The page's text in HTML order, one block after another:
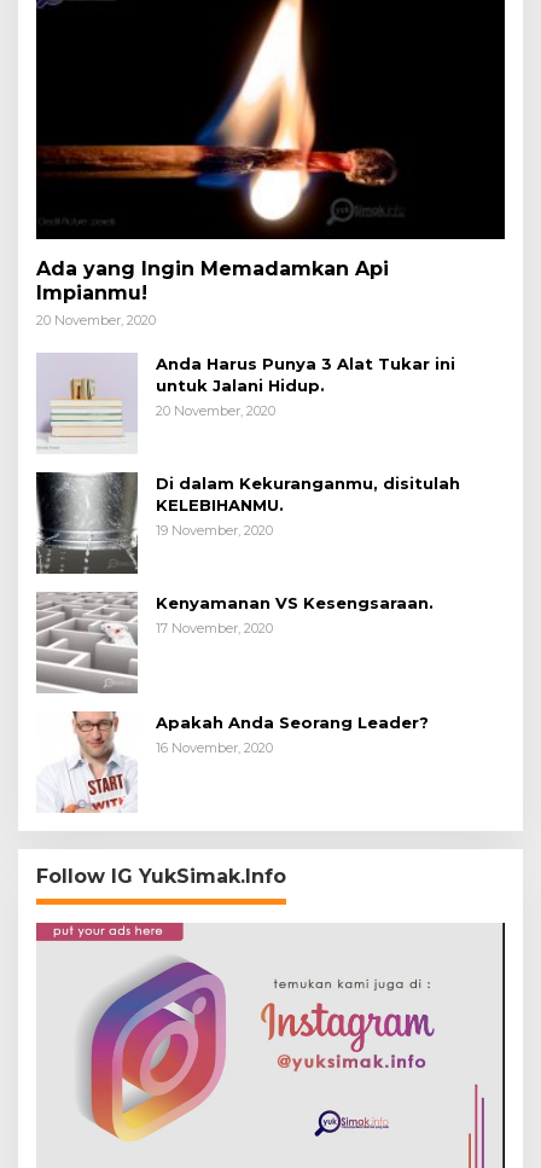
Ada yang Ingin Memadamkan Api
Impianmu!
20 November, 2020
Anda Harus Punya 3 Alat Tukar ini
untuk Jalani Hidup.
20 November, 2020
Di dalam Kekuranganmu, disitulah
KELEBIHANMU.
19 November, 2020
Kenyamanan VS Kesengsaraan.
17 November, 2020
Apakah Anda Seorang Leader?
16 November, 2020
Follow IG YukSimak.Info